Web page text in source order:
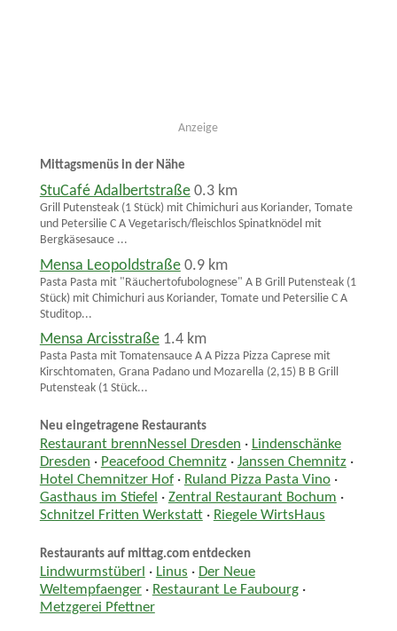
Anzeige
Mittagsmenüs in der Nähe
StuCafé Adalbertstraße 0.3 km
Grill Putensteak (1 Stück) mit Chimichuri aus Koriander, Tomate
und Petersilie C A Vegetarisch/fleischlos Spinatknödel mit
Bergkäsesauce ...
Mensa Leopoldstraße 0.9 km
Pasta Pasta mit "Räuchertofubolognese" A B Grill Putensteak (1
Stück) mit Chimichuri aus Koriander, Tomate und Petersilie C A
Studitop...
Mensa Arcisstraße 1.4 km
Pasta Pasta mit Tomatensauce A A Pizza Pizza Caprese mit
Kirschtomaten, Grana Padano und Mozarella (2,15) B B Grill
Putensteak (1 Stück...
Neu eingetragene Restaurants
Restaurant brennNessel Dresden · Lindenschänke
Dresden · Peacefood Chemnitz· Janssen Chemnitz·
Hotel Chemnitzer Hof· Ruland Pizza Pasta Vino·
Gasthaus im Stiefel · Zentral Restaurant Bochum ·
Schnitzel Fritten Werkstatt· Riegele WirtsHaus
Restaurants auf mittag.com entdecken
Lindwurmstüberl · Linus · Der Neue
Weltempfaenger· Restaurant Le Faubourg·
Metzgerei Pfettner